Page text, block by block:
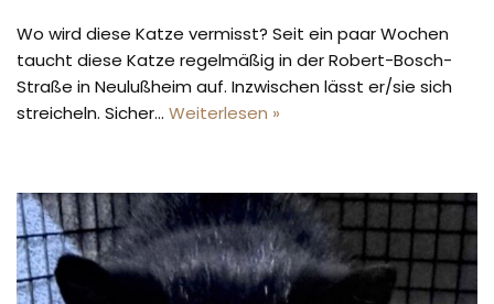
Wo wird diese Katze vermisst? Seit ein paar Wochen
taucht diese Katze regelmäßig in der Robert-Bosch-
Straße in Neulußheim auf. Inzwischen lässt er/sie sich
streicheln. Sicher… Weiterlesen »